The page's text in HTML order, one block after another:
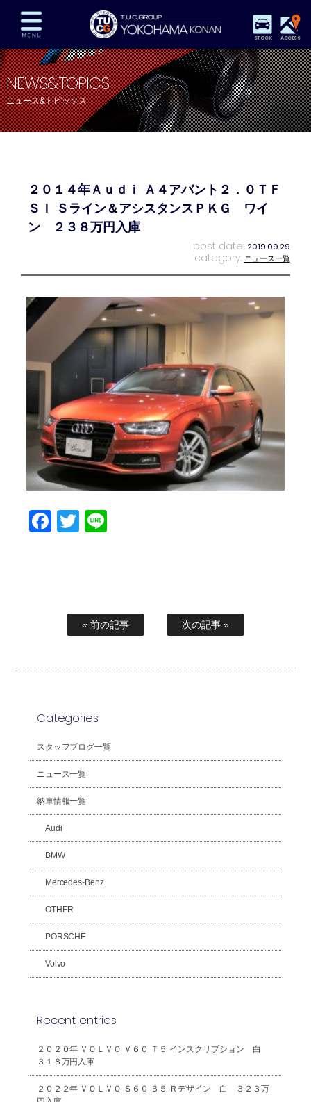
STOCK ACCESS
在庫車両情報 保証&サービス パーツリスト
TUCとは？ 店舗情報 アクセスマップ
全国納車 特別作業 注文販売
プライバシーポリシー スタッフblog 納車blog
NEWS&TOPICS
ニュース&トピックス
２０１４年Ａｕｄｉ Ａ４アバント２．０ＴＦ
ＳＩ Ｓライン＆アシスタンスＰＫＧ ワイ
ン ２３８万円入庫
post date: 2019.09.29
category: ニュース一覧
Facebook
Twitter
« 前の記事 次の記事 »
Categories
スタッフブログ一覧
ニュース一覧
納車情報一覧
Audi
BMW
Mercedes-Benz
OTHER
PORSCHE
Volvo
Recent entries
２０２０年 ＶＯＬＶＯ Ｖ６０ Ｔ５ インスクリプション 白
３１８万円入庫
２０２２年 ＶＯＬＶＯ Ｓ６０ Ｂ５ Ｒデザイン 白 ３２３万